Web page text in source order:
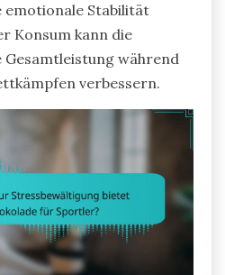
emotionale Stabilität
Konsum kann die
Gesamtleistung während
verbessern.